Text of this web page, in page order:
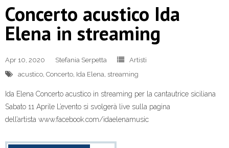
Concerto acustico Ida
Elena in streaming
Apr 10, 2020 Stefania Serpetta
Artisti
acustico Concerto Ida Elena streaming
Ida Elena Concerto acustico in streaming per la cantautrice siciliana
Sabato 11 Aprile L’evento si svolgerà live sulla pagina
dell’artista www.facebook.com/idaelenamusic